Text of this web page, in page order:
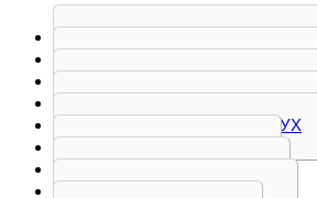
ГОЛОВКА БЛОКА
Двигатель КАМАЗ в
ДЕМПФЕР, КОЖУХ